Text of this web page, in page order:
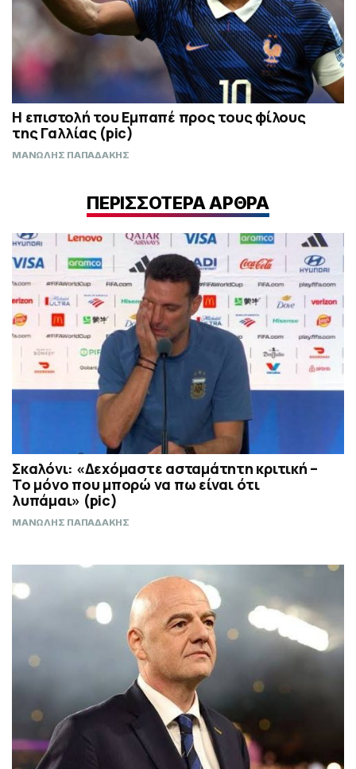
Η επιστολή του Εμπαπέ προς τους φίλους
της Γαλλίας (pic)
ΜΑΝΩΛΗΣ ΠΑΠΑΔΑΚΗΣ
ΠΕΡΙΣΣΟΤΕΡΑ ΑΡΘΡΑ
Σκαλόνι: «Δεχόμαστε ασταμάτητη κριτική –
Το μόνο που μπορώ να πω είναι ότι
λυπάμαι» (pic)
ΜΑΝΩΛΗΣ ΠΑΠΑΔΑΚΗΣ